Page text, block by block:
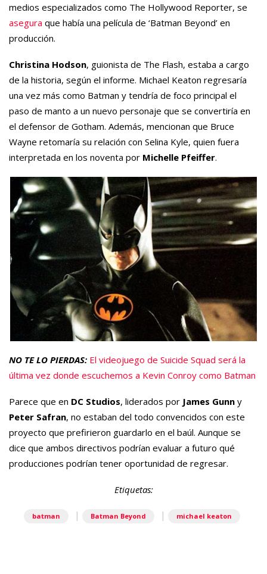
medios especializados como The Hollywood Reporter, se
asegura que había una película de ‘Batman Beyond’ en
producción.
Christina Hodson, guionista de The Flash, estaba a cargo
de la historia, según el informe. Michael Keaton regresaría
una vez más como Batman y tendría de foco principal el
paso de manto a un nuevo personaje que se convertiría en
el defensor de Gotham. Además, mencionan que Bruce
Wayne retomaría su relación con Selina Kyle, quien fuera
interpretada en los noventa por Michelle Pfeiffer.
NO TE LO PIERDAS: El videojuego de Suicide Squad será la
última vez donde escuchemos a Kevin Conroy como Batman
Parece que en DC Studios, liderados por James Gunn y
Peter Safran, no estaban del todo convencidos con este
proyecto que prefirieron guardarlo en el baúl. Aunque se
dice que ambos directivos podrían evaluar a futuro qué
producciones podrían tener oportunidad de regresar.
Etiquetas:
batman | Batman Beyond | michael keaton